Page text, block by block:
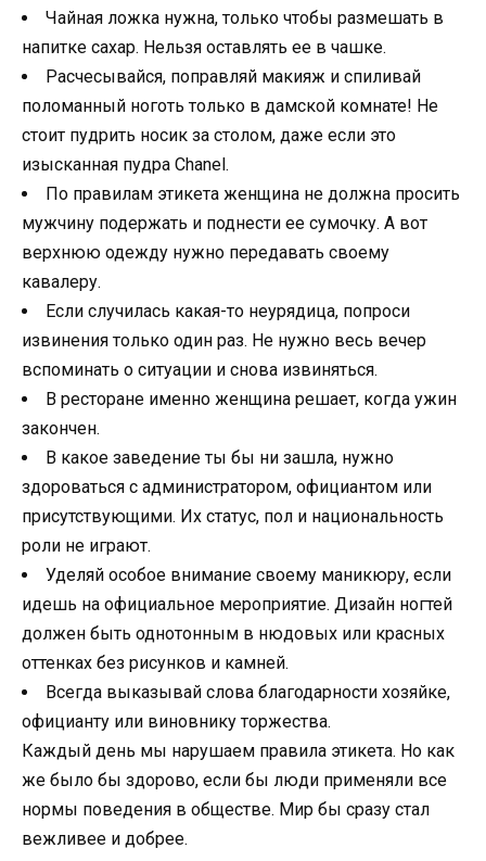
Чайная ложка нужна, только чтобы размешать в
напитке сахар. Нельзя оставлять ее в чашке.
Расчесывайся, поправляй макияж и спиливай
поломанный ноготь только в дамской комнате! Не
стоит пудрить носик за столом, даже если это
изысканная пудра Chanel.
По правилам этикета женщина не должна просить
мужчину подержать и поднести ее сумочку. А вот
верхнюю одежду нужно передавать своему
кавалеру.
Если случилась какая-то неурядица, попроси
извинения только один раз. Не нужно весь вечер
вспоминать о ситуации и снова извиняться.
В ресторане именно женщина решает, когда ужин
закончен.
В какое заведение ты бы ни зашла, нужно
здороваться с администратором, официантом или
присутствующими. Их статус, пол и национальность
роли не играют.
Уделяй особое внимание своему маникюру, если
идешь на официальное мероприятие. Дизайн ногтей
должен быть однотонным в нюдовых или красных
оттенках без рисунков и камней.
Всегда выказывай слова благодарности хозяйке,
официанту или виновнику торжества.
Каждый день мы нарушаем правила этикета. Но как
же было бы здорово, если бы люди применяли все
нормы поведения в обществе. Мир бы сразу стал
вежливее и добрее.